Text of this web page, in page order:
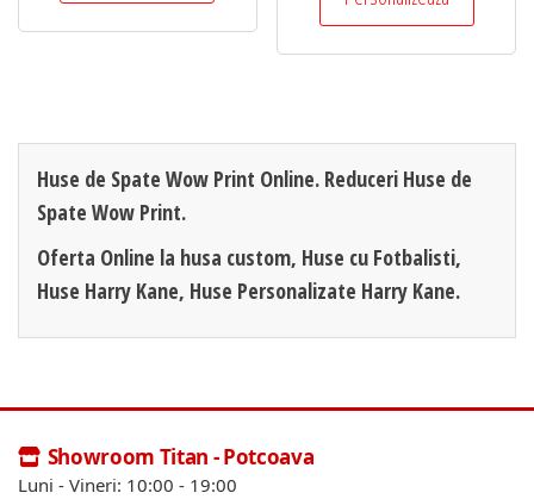
Huse de Spate Wow Print Online. Reduceri Huse de
Spate Wow Print.
Oferta Online la husa custom, Huse cu Fotbalisti,
Huse Harry Kane, Huse Personalizate Harry Kane.
Showroom Titan - Potcoava
Luni - Vineri: 10:00 - 19:00